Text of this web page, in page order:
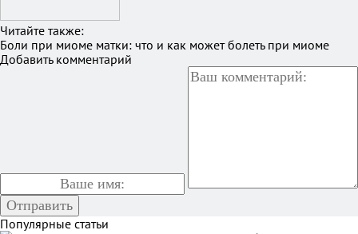
Читайте также:
Боли при миоме матки: что и как может болеть при миоме
Добавить комментарий
Популярные статьи